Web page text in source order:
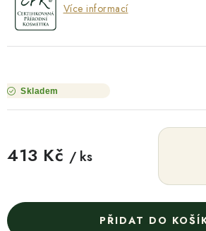
Více informací
Skladem
413 Kč / ks
PŘIDAT DO